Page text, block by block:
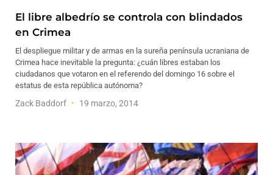
El libre albedrío se controla con blindados
en Crimea
El despliegue militar y de armas en la sureña península ucraniana de
Crimea hace inevitable la pregunta: ¿cuán libres estaban los
ciudadanos que votaron en el referendo del domingo 16 sobre el
estatus de esta república autónoma?
Zack Baddorf 19 marzo, 2014